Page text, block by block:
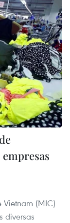
Vietnam (MIC)
diversas